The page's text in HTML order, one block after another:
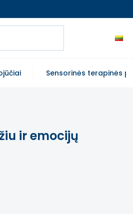
Sensorinės terapinės
ir emocijų